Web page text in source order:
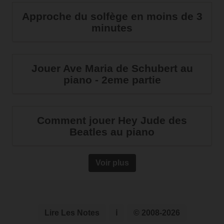
Approche du solfège en moins de 3
minutes
Jouer Ave Maria de Schubert au
piano - 2eme partie
Comment jouer Hey Jude des
Beatles au piano
Voir plus
Lire Les Notes © 2008-2026